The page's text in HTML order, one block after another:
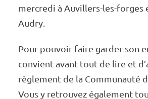
mercredi à Auvillers-les-forges
Audry.
Pour pouvoir faire garder son
convient avant tout de lire et
règle­ment de la Commu­nauté
Vous y retrou­vez égale­ment